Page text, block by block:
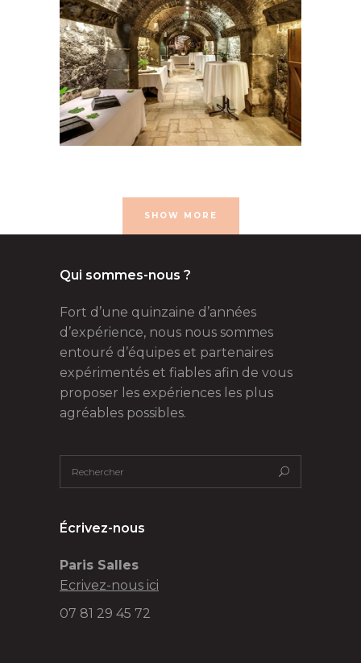
conférences Musées et
monuments Séminaire et assemblée
SHOW MORE
Qui sommes-nous ?
Fort d’une quinzaine d’années
d’expérience, nous nous sommes
entouré d’équipes et partenaires
expérimentés et fiables afin de vous
proposer les expériences les plus
agréables possibles.
Écrivez-nous
Paris Salles
Ecrivez-nous ici
07 81 29 45 72